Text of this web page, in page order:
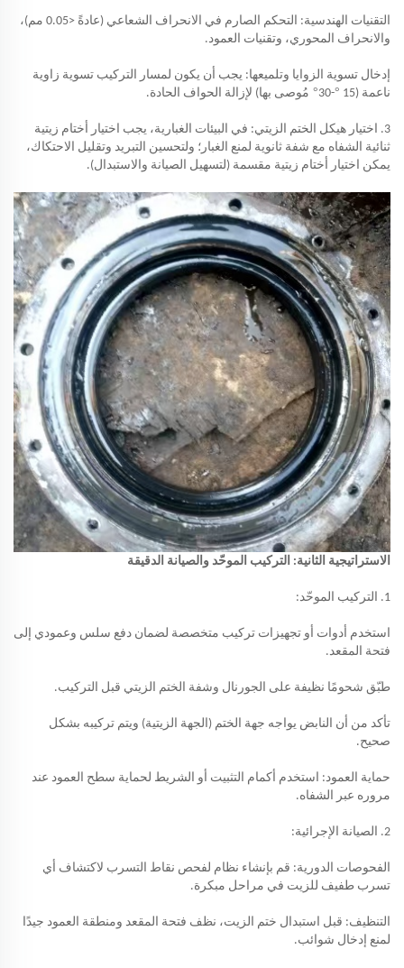
التقنيات الهندسية: التحكم الصارم في الانحراف الشعاعي (عادةً <0.05 مم)،
والانحراف المحوري، وتقنيات العمود.
إدخال تسوية الزوايا وتلميعها: يجب أن يكون لمسار التركيب تسوية زاوية
ناعمة (15
°
-30
° مُوصى بها) لإزالة الحواف الحادة.
3. اختيار هيكل الختم الزيتي: في البيئات الغبارية، يجب اختيار أختام زيتية
ثنائية الشفاه مع شفة ثانوية لمنع الغبار؛ ولتحسين التبريد وتقليل الاحتكاك،
يمكن اختيار أختام زيتية مقسمة (لتسهيل الصيانة والاستبدال).
الاستراتيجية الثانية: التركيب الموحّد والصيانة الدقيقة
1. التركيب الموحّد:
استخدم أدوات أو تجهيزات تركيب متخصصة لضمان دفع سلس وعمودي إلى
فتحة المقعد.
طبّق شحومًا نظيفة على الجورنال وشفة الختم الزيتي قبل التركيب.
تأكد من أن النابض يواجه جهة الختم (الجهة الزيتية) ويتم تركيبه بشكل
صحيح.
حماية العمود: استخدم أكمام التثبيت أو الشريط لحماية سطح العمود عند
مروره عبر الشفاه.
2. الصيانة الإجرائية:
الفحوصات الدورية: قم بإنشاء نظام لفحص نقاط التسرب لاكتشاف أي
تسرب طفيف للزيت في مراحل مبكرة.
التنظيف: قبل استبدال ختم الزيت، نظف فتحة المقعد ومنطقة العمود جيدًا
لمنع إدخال شوائب.